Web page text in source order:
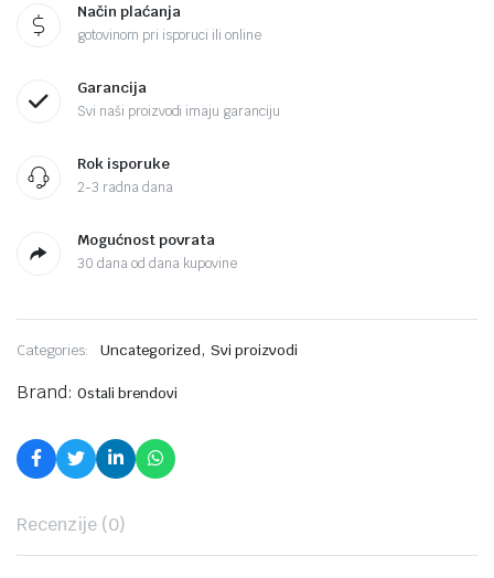
Način plaćanja
gotovinom pri isporuci ili online
Garancija
Svi naši proizvodi imaju garanciju
Rok isporuke
2-3 radna dana
Mogućnost povrata
30 dana od dana kupovine
Categories: Uncategorized,Svi proizvodi
Brand: Ostali brendovi
Recenzije (0)